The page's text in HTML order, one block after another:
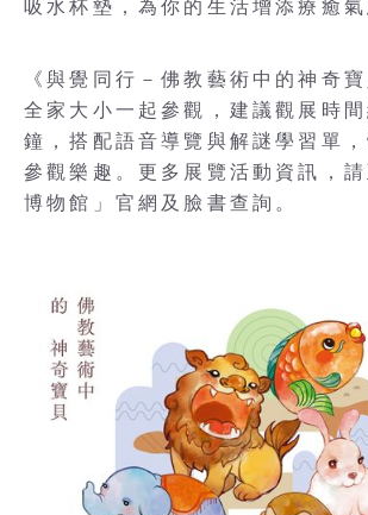
吸水杯墊，為你的生活增添療癒氣
《與覺同行－佛教藝術中的神奇
全家大小一起參觀，建議觀展時
鐘，搭配語音導覽與解謎學習單
參觀樂趣。更多展覽活動資訊，
博物館」官網及臉書查詢。